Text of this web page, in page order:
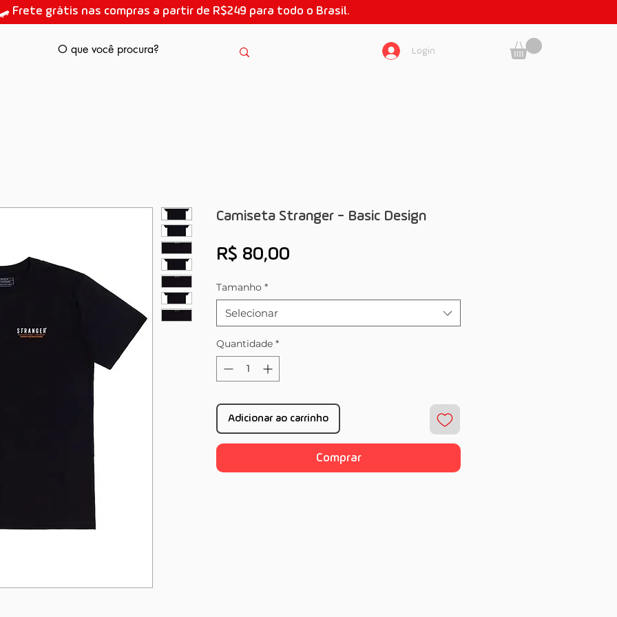
Frete grátis nas compras a partir de R$249 para todo o Brasil.
Login
Camiseta Stranger - Basic Design
R$ 80,00
Tamanho *
Selecionar
Quantidade *
Adicionar ao carrinho
Comprar